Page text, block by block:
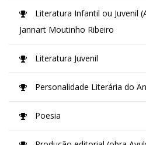
Literatura Infantil ou Juvenil
Jannart Moutinho Ribeiro
Literatura Juvenil
Personalidade Literária do
Poesia